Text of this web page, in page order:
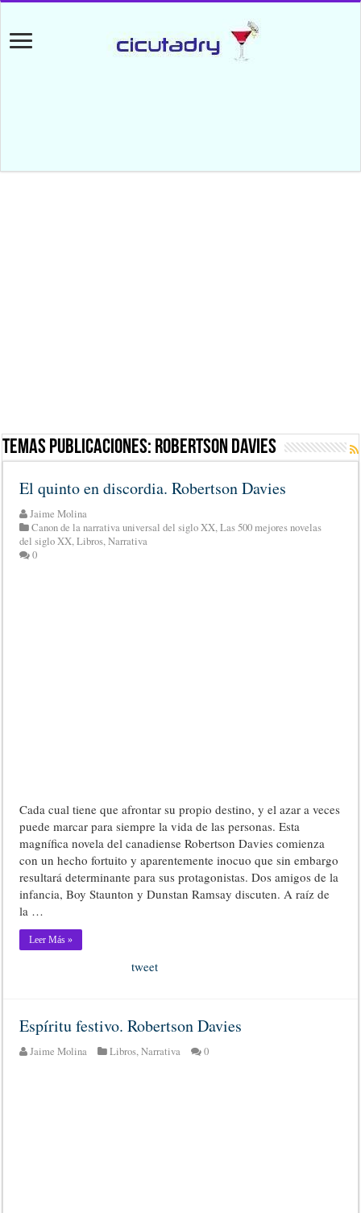
Temas Publicaciones: Robertson Davies
El quinto en discordia. Robertson Davies
Jaime Molina
Canon de la narrativa universal del siglo XX,Las 500 mejores novelas
del siglo XX,Libros,Narrativa
0
Cada cual tiene que afrontar su propio destino, y el azar a veces
puede marcar para siempre la vida de las personas. Esta
magnífica novela del canadiense Robertson Davies comienza
con un hecho fortuito y aparentemente inocuo que sin embargo
resultará determinante para sus protagonistas. Dos amigos de la
infancia, Boy Staunton y Dunstan Ramsay discuten. A raíz de
la …
Leer Más »
tweet
Espíritu festivo. Robertson Davies
Jaime Molina Libros,Narrativa 0